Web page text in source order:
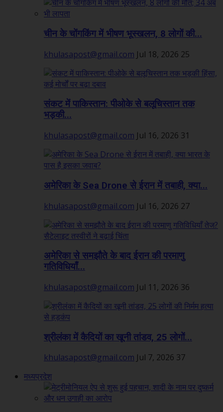
चीन के चोंगकिंग में भीषण भूस्खलन, 8 लोगों की...
khulasapost@gmail.com Jul 18, 2026 25
संकट में पाकिस्तान: पीओके से बलूचिस्तान तक
भड़की...
khulasapost@gmail.com Jul 16, 2026 31
अमेरिका के Sea Drone से ईरान में तबाही, क्या...
khulasapost@gmail.com Jul 16, 2026 27
अमेरिका से समझौते के बाद ईरान की परमाणु
गतिविधियाँ...
khulasapost@gmail.com Jul 11, 2026 36
श्रीलंका में कैदियों का खूनी तांडव, 25 लोगों...
khulasapost@gmail.com Jul 7, 2026 37
मध्यप्रदेश